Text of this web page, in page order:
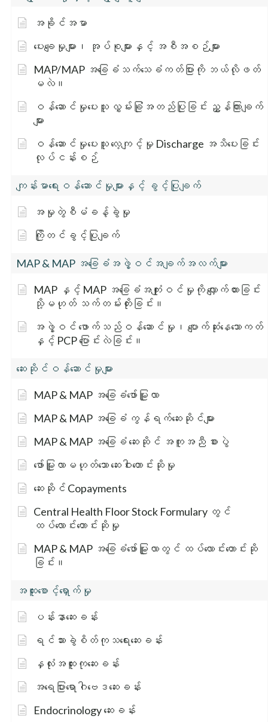
အခိုင်အမာ
ပေးချေမှုများ၊ အုပ်စုများနှင့် အစီအစဉ်များ
MAP/MAP အခြေခံသက်သေခံကတ်ပြားကို ဘယ်လိုဖတ်
မလဲ။
ဝန်ဆောင်မှုပေးသူ လွှမ်းခြုံအတည်ပြုခြင်း ညွှန်ကြားချက်
များ
ဝန်ဆောင်မှုပေးသူ လေ့ကျင့်မှု Discharge အသိပေးခြင်း
လုပ်ငန်းစဉ်
ကျန်းမာရေးဝန်ဆောင်မှုများနှင့် ခွင့်ပြုချက်
အမှုတွဲစီမံခန့်ခွဲမှု
ကြိုတင်ခွင့်ပြုချက်
MAP & MAP အခြေခံအဖွဲ့ဝင်အချက်အလက်များ
MAP နှင့် MAP အခြေခံအကျုံးဝင်မှုကို လျှောက်ထားခြင်း
သို့မဟုတ် သက်တမ်းတိုးခြင်း။
အဖွဲ့ဝင် ဖောက်သည်ဝန်ဆောင်မှု၊ ပျောက်ဆုံးနေသောကတ်
နှင့် PCP ပြောင်းလဲခြင်း။
ဆေးဆိုင်ဝန်ဆောင်မှုများ
MAP & MAP အခြေခံဖော်မြူလာ
MAP & MAP အခြေခံ ကွန်ရက်ဆေးဆိုင်များ
MAP & MAP အခြေခံ ဆေးဆိုင် အကူအညီ စားပွဲ
ဖော်မြူလာမဟုတ်သော ဆေးဝါးတောင်းဆိုမှု
ဆေးဆိုင် Copayments
Central Health Floor Stock Formulary တွင်
ထပ်လောင်းတောင်းဆိုမှု
MAP & MAP အခြေခံဖော်မြူလာတွင် ထပ်လောင်းတောင်းဆို
ခြင်း။
အထူးစောင့်ရှောက်မှု
ပန်းနာဆေးခန်း
ရင်သားခွဲစိတ်ကုသရေးဆေးခန်း
နှလုံးအထူးကုဆေးခန်း
အရေပြားရောဂါဗေဒဆေးခန်း
Endocrinology ဆေးခန်း